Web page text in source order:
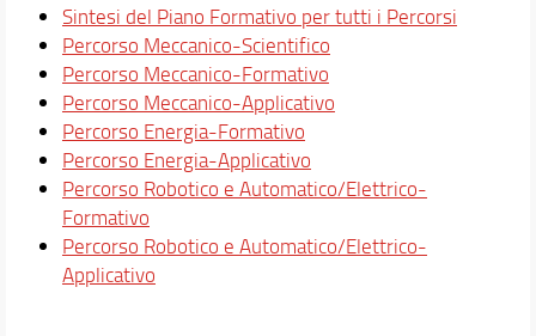
Sintesi del Piano Formativo per tutti i Percorsi
Percorso Meccanico-Scientifico
Percorso Meccanico-Formativo
Percorso Meccanico-Applicativo
Percorso Energia-Formativo
Percorso Energia-Applicativo
Percorso Robotico e Automatico/Elettrico-
Formativo
Percorso Robotico e Automatico/Elettrico-
Applicativo